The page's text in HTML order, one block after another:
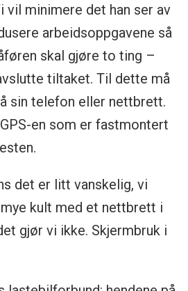
vil minimere det han ser av
arbeidsoppgavene så
skal gjøre to ting –
tiltaket. Til dette må
sin telefon eller nettbrett.
en som er fastmontert
det er litt vanskelig, vi
kult med et nettbrett i
gjør vi ikke. Skjermbruk i